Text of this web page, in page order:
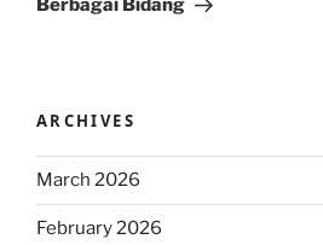
Berbagai Bidang
ARCHIVES
March 2026
February 2026